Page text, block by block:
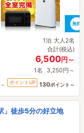
1泊 大人2名
合計(税込)
6,500円～
1名 3,250円～
ポイントUP 130ポイント～
」徒歩5分の好立地